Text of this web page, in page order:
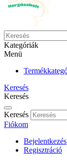
Kategóriák
Menü
Keresés
Keresés
Keresés
Fiókom
Bejelentkezés
Regisztráció